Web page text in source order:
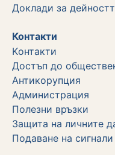
Дoклади за
Контакти
Kонтакти
Достъп до
Aнтикорупция
Администрация
Полезни връзки
Защита на личните
Подаване на